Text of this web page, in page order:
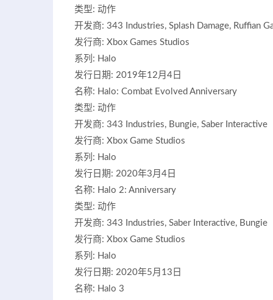
类型: 动作
开发商: 343 Industries, Splash Damage, Ruffian
发行商: Xbox Games Studios
系列: Halo
发行日期: 2019年12月4日
名称: Halo: Combat Evolved Anniversary
类型: 动作
开发商: 343 Industries, Bungie, Saber Interactive
发行商: Xbox Game Studios
系列: Halo
发行日期: 2020年3月4日
名称: Halo 2: Anniversary
类型: 动作
开发商: 343 Industries, Saber Interactive, Bungie
发行商: Xbox Game Studios
系列: Halo
发行日期: 2020年5月13日
名称: Halo 3